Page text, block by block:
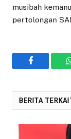
musibah
pertolongan
Facebook
BERITA